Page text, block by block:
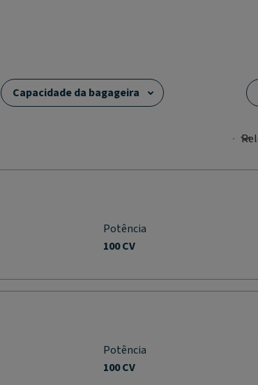
Capacidade da bagageira
Potência
100 CV
Potência
100 CV